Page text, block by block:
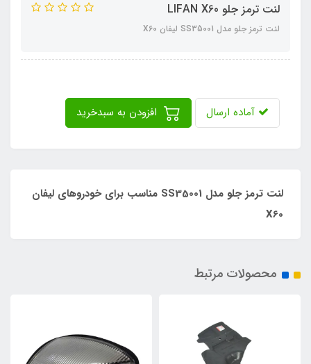
لنت ترمز جلو LIFAN X60
لنت ترمز جلو مدل SS35001 لیفان X60
آماده ارسال
لنت ترمز جلو مدل SS35001 مناسب برای خودروهای لیفان
X60
محصولات مرتبط